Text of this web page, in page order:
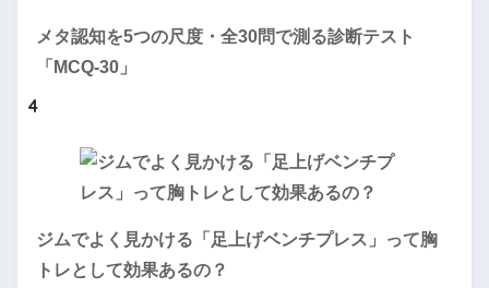
メタ認知を5つの尺度・全30問で測る診断テスト
「MCQ-30」
4
ジムでよく見かける「足上げベンチプレス」って胸
トレとして効果あるの？